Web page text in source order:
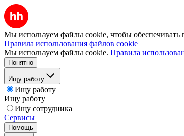
Мы используем файлы cookie, чтобы обеспечивать
Правила использования файлов cookie
Мы используем файлы cookie. Правила
Понятно
Ищу работу
Ищу работу
Ищу работу
Ищу сотрудника
Сервисы
Помощь